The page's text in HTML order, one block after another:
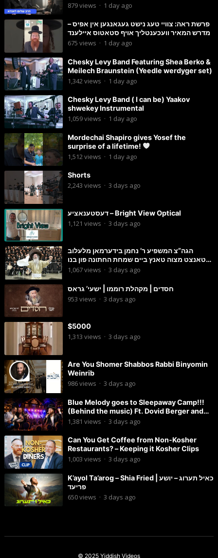
879views · 1 day ago
פרשת ראה: צוויי טעג נישט געגאנגען אין אפיס –
מדרש המאיר וועכענטליך אויף סטאטוס איילענד
675 views · 1 day ago
Chesky Levy Band Featuring Shea Berko &
Meilech Braunstein (Yeedle werdyger set)
1,342views · 1 day ago
Chesky Levy Band ( I can be) Yaakov
shwekey Instrumental
1,059views · 1 day ago
Mordechai Shapiro gives Yosef the
surprise of a lifetime!
1,512views · 1 day ago
Shorts
2,243 views · 3 days ago
דעסטענאציע – Bright View Optical
1,121 views · 3 days ago
הגה”צ המשפיע ר’ נחמן בידערמאן מלעלוב
טאנצט מצוה טאנץ ביים שמחת החתונה פון בנו
החתן
1,067views · 3 days ago
חסדים | מקהלת רוממו | ישעי’ גראס
953 views · 3 days ago
$5000
1,313 views · 3 days ago
Are You Shomer Shabbos Rabbi Binyomin
Weinrib
986views · 3 days ago
Blue Melody goes to Sleepaway Camp!!!
(Behind the music) Ft. Dovid Berger and
Chaim Brown
1,381 views · 3 days ago
Can You Get Coffee from Non-Kosher
Restaurants? – Keeping it Kosher Clips
1,003 views · 3 days ago
K’ayol Ta’arog – Shia Fried | כאיל תערוג – יושע
פריעד
650views · 3 days ago
© 2025 Yiddish Videos